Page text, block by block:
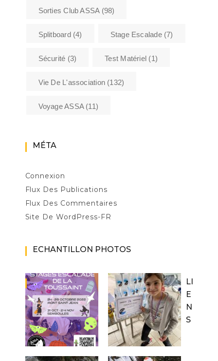
Sorties Club ASSA(98)
Splitboard(4) Stage Escalade(7)
Sécurité (3) Test Matériel (1)
Vie De L'association (132)
Voyage ASSA(11)
MÉTA
Connexion
Flux Des Publications
Flux Des Commentaires
Site De WordPress-FR
ECHANTILLON PHOTOS
LI
E
N
S